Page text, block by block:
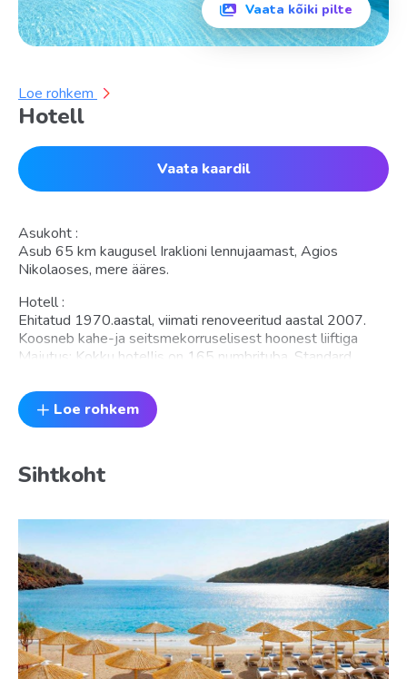
Vaata kõiki pilte
Loe rohkem
Hotell
Vaata kaardil
Asukoht :
Asub 65 km kaugusel Iraklioni lennujaamast, Agios
Nikolaoses, mere ääres.
Hotell :
Ehitatud 1970.aastal, viimati renoveeritud aastal 2007.
Koosneb kahe-ja seitsmekorruselisest hoonest liiftiga
Majutus: Kokku hotellis on 165 numbrituba. Standard
majuta lapsi (al. 16.eluaastast).
Toatüübid
Standard
Standard Inland View
Toitlustus
HB
AI
Loe rohkem
Sihtkoht